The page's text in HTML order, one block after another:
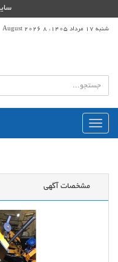
شنبه 17 مرداد 1405، 8 August 2026
منوی
اصلی
مشخصات آگهی